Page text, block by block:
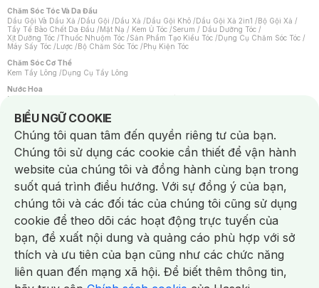
Chăm Sóc Tóc Và Da Đầu
Dầu Gội Và Dầu Xả /Dầu Gội /Dầu Xả /Dầu Gội Khô /Dầu Gội Xả 2in1 /Bộ Gội Xả /
Tẩy Tế Bào Chết Da Đầu /Mặt Nạ / Kem Ủ Tóc /Serum / Dầu Dưỡng Tóc /
Xịt Dưỡng Tóc /Thuốc Nhuộm Tóc /Sản Phẩm Tạo Kiểu Tóc /Dụng Cụ Chăm Sóc Tóc /
Máy Sấy Tóc /Lược /Bộ Chăm Sóc Tóc /Phụ Kiện Tóc
Chăm Sóc Cơ Thể
Kem Tẩy Lông /Dụng Cụ Tẩy Lông
Nước Hoa
Nước Hoa Nữ
Chăm Sóc Cá Nhân
Chống Muỗi /Khẩu Trang /Máy Massage/Mặt Nạ Xông Hơi /Nước Rửa Tay/
Sản Phẩm Chăm Sóc Khác /Bàn Chải Đánh Răng /Bàn Chải Điện/
Hỗ Trợ Trắng Răng/Kem Đánh Răng /Máy Tăm Nước/ Nước Súc Miệng/
Tăm / Chỉ Nha Khoa/ Xịt Thơm Miệng / Dung Dịch Vệ Sinh/Dưỡng Vùng Kín/
Khăn Ướt Vệ Sinh Vùng Kín/Băng Vệ Sinh/Tampon/Bọt Cạo Râu /Dao Cạo Râu/
Máy Cạo Râu
Vấn Đề Về Da
Da Dầu / Lỗ Chân Lông To/ Da Khô / Mất Nước/ Da Lão Hóa/ Da Mụn/
Da Nhạy Cảm / Kích Ứng
Da Xỉn Màu Thâm / Nám / Tàn Nhang
Quầng Thâm & Bọng Mắt /Sẹo /Viêm Da Cơ Địa
Dụng Cụ / Phụ Kiện Chăm Sóc Da
Bông Tẩy Trang
Khăn Lau Mặt Khô Dụng Cụ / Máy Rửa Mặt Máy Chăm Sóc Da
Dụng Cụ Chăm Sóc Khác
BIỂU NGỮ COOKIE
Notice about cookies usage
Chúng tôi quan tâm đến quyền riêng tư của bạn.
Chúng tôi sử dụng các cookie cần thiết để vận hành
website của chúng tôi và đồng hành cùng bạn trong
suốt quá trình điều hướng. Với sự đồng ý của bạn,
chúng tôi và các đối tác của chúng tôi cũng sử dụng
cookie để theo dõi các hoạt động trực tuyến của
bạn, đề xuất nội dung và quảng cáo phù hợp với sở
thích và ưu tiên của bạn cũng như các chức năng
liên quan đến mạng xã hội. Để biết thêm thông tin,